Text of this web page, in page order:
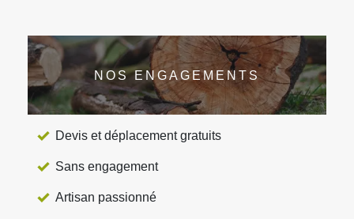
NOS ENGAGEMENTS
Devis et déplacement gratuits
Sans engagement
Artisan passionné